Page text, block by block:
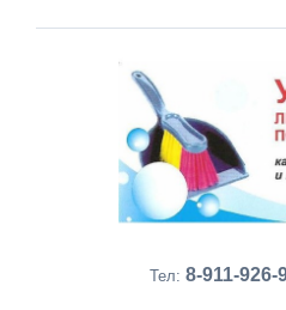
Тел: 8-911-926-